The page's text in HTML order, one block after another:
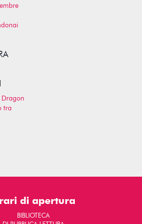
Dragon
tra
di apertura
BIBLIOTECA